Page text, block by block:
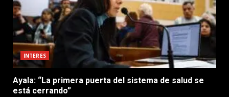
INTERES
Ayala: “La primera puerta del sistema de salud se
está cerrando”